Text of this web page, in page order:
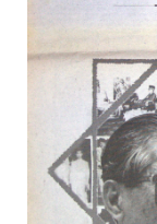
Alamat
Rekening
Reseller